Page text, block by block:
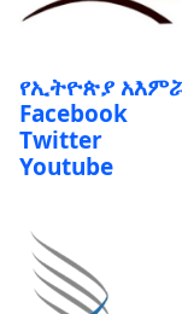
የኢትዮጵያ
Facebook
Twitter
Youtube